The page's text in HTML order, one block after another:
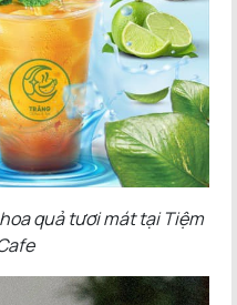
quả tươi mát tại Tiệm